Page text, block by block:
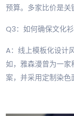
预算。多家比价是关
Q3：如何确保文化
A：线上模板化设计
如，雅森漫曾为一
案，并采用定制染色